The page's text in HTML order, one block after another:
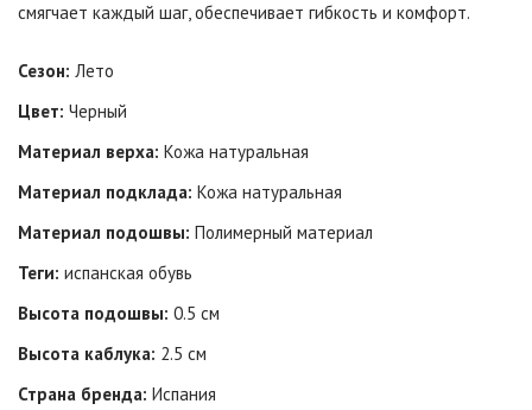
смягчает каждый шаг, обеспечивает гибкость и комфорт.
Сезон: Лето
Цвет: Черный
Материал верха: Кожа натуральная
Материал подклада: Кожа натуральная
Материал подошвы: Полимерный материал
Теги: испанская обувь
Высота подошвы: 0.5 см
Высота каблука: 2.5 см
Страна бренда: Испания